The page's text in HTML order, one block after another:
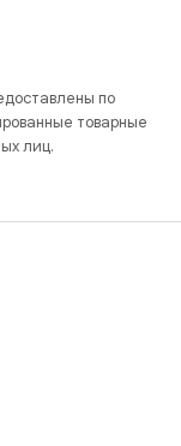
по
товарные
лиц.